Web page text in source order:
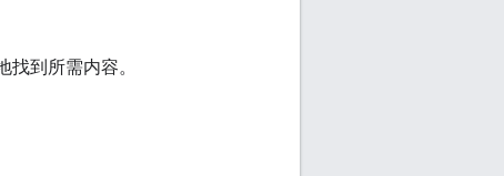
到所需内容。